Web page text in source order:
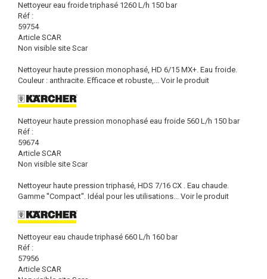
Nettoyeur eau froide triphasé 1260 L/h 150 bar
Réf :
59754
Article SCAR
Non visible site Scar
Nettoyeur haute pression monophasé, HD 6/15 MX+. Eau froide.
Couleur : anthracite. Efficace et robuste,... Voir le produit
Nettoyeur haute pression monophasé eau froide 560 L/h 150 bar
Réf :
59674
Article SCAR
Non visible site Scar
Nettoyeur haute pression triphasé, HDS 7/16 CX . Eau chaude.
Gamme ''Compact''. Idéal pour les utilisations... Voir le produit
Nettoyeur eau chaude triphasé 660 L/h 160 bar
Réf :
57956
Article SCAR